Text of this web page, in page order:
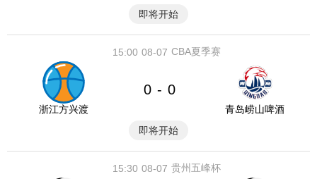
即将开始
08-07
15:00 CBA夏季赛
浙江方兴渡
0 - 0
青岛崂山啤酒
即将开始
08-07
15:30 贵州五峰杯